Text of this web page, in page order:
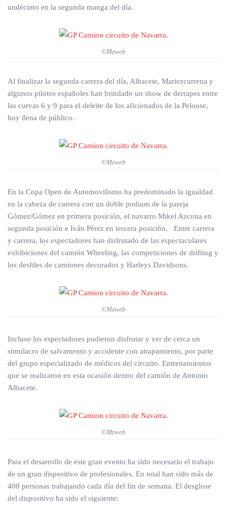
undécimo en la segunda manga del día.
©Mzweb
Al finalizar la segunda carrera del día, Albacete, Mariezcurrena y
algunos pilotos españoles han brindado un show de derrapes entre
las curvas 6 y 9 para el deleite de los aficionados de la Pelouse,
hoy llena de público.
©Mzweb
En la Copa Open de Automovilismo ha predominado la igualdad
en la cabeza de carrera con un doble podium de la pareja
Gómez/Gómez en primera posición, el navarro Mikel Azcona en
segunda posición e Iván Pérez en tercera posición. Entre carrera
y carrera, los espectadores han disfrutado de las espectaculares
exhibiciones del camión Wheeling, las competiciones de drifting y
los desfiles de camiones decorados y Harleys Davidsons.
©Mzweb
Incluso los espectadores pudieron disfrutar y ver de cerca un
simulacro de salvamento y accidente con atrapamiento, por parte
del grupo especializado de médicos del circuito. Entrenamientos
que se realizaron en esta ocasión dentro del camión de Antonio
Albacete.
©Mzweb
Para el desarrollo de este gran evento ha sido necesario el trabajo
de un gran dispositivo de profesionales. En total han sido más de
400 personas trabajando cada día del fin de semana. El desglose
del dispositivo ha sido el siguiente: